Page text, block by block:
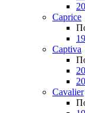
Caprice
Captiva
Cavalier